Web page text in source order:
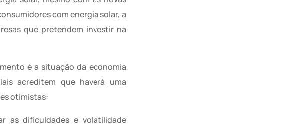
com energia solar, a
que pretendem investir na
é a situação da economia
acreditem que haverá uma
otimistas:
as dificuldades e volatilidade